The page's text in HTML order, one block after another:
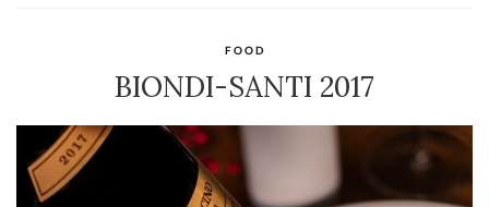
FOOD
BIONDI-SANTI 2017